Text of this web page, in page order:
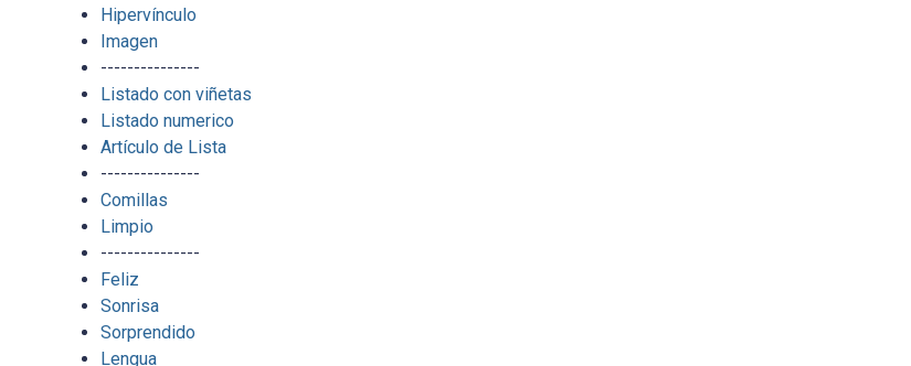
Hipervínculo
Imagen
---------------
Listado con viñetas
Listado numerico
Artículo de Lista
---------------
Comillas
Limpio
---------------
Feliz
Sonrisa
Sorprendido
Lengua